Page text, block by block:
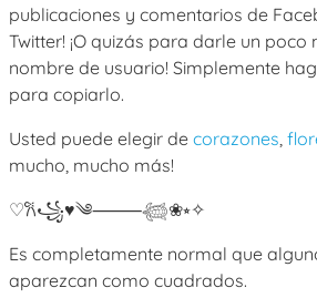
publicaciones y comentarios de
Twitter! ¡O quizás para darle un
nombre de usuario! Simplemente
para copiarlo.
Usted puede elegir de corazones
mucho, mucho más!
♡𐙚꧁♥༄⸻𓆉❀⭒✧
Es completamente normal que
aparezcan como cuadrados.